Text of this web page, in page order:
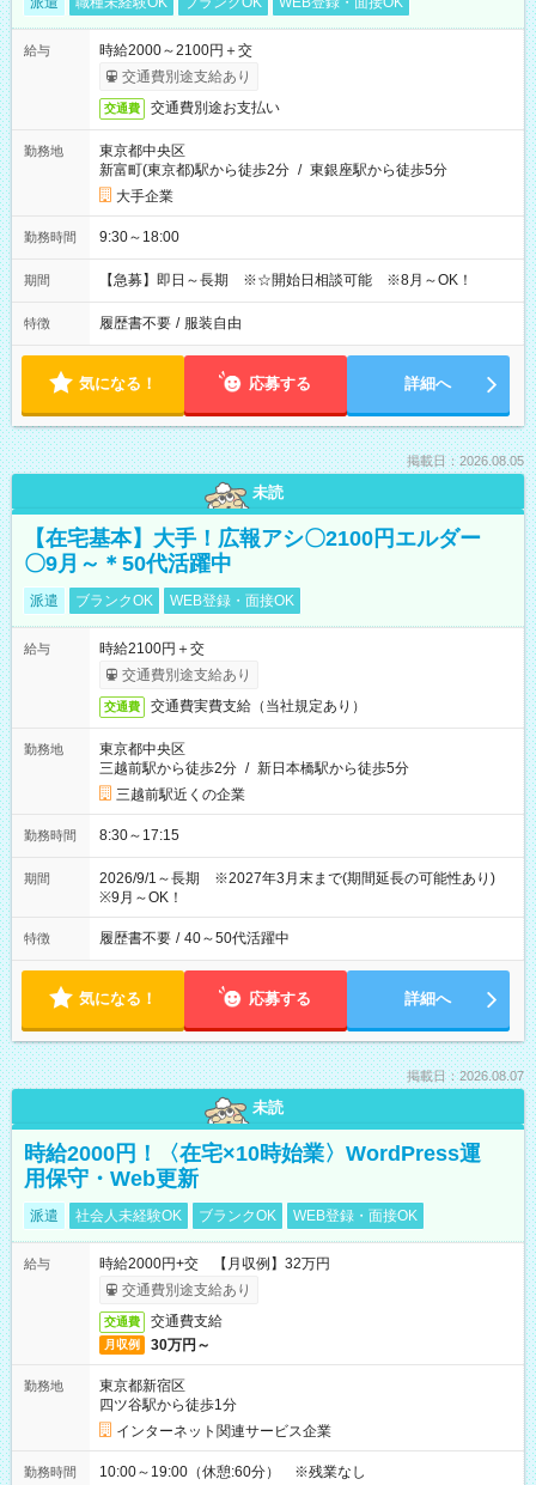
給与
時給2000～2100円＋交
交通費別途支給あり
交通費 交通費別途お支払い
勤務地
東京都中央区
新富町(東京都)駅から徒歩2分 / 東銀座駅から徒歩5分
大手企業
勤務時間 9:30～18:00
期間 【急募】即日～長期 ※☆開始日相談可能 ※8月～OK！
特徴 履歴書不要 / 服装自由
気になる！ 応募する 詳細へ
掲載日：2026.08.05
未読
【在宅基本】大手！広報アシ〇2100円エルダー
〇9月～＊50代活躍中
派遣 ブランクOK WEB登録・面接OK
給与
時給2100円＋交
交通費別途支給あり
交通費 交通費実費支給（当社規定あり）
勤務地
東京都中央区
三越前駅から徒歩2分 / 新日本橋駅から徒歩5分
三越前駅近くの企業
勤務時間 8:30～17:15
期間
2026/9/1～長期 ※2027年3月末まで(期間延長の可能性あり)
※9月～OK！
特徴 履歴書不要 / 40～50代活躍中
気になる！ 応募する 詳細へ
掲載日：2026.08.07
未読
時給2000円！〈在宅×10時始業〉WordPress運
用保守・Web更新
派遣 社会人未経験OK ブランクOK WEB登録・面接OK
給与
時給2000円+交 【月収例】32万円
交通費別途支給あり
交通費 交通費支給
月収例 30万円～
勤務地
東京都新宿区
四ツ谷駅から徒歩1分
インターネット関連サービス企業
勤務時間 10:00～19:00（休憩:60分） ※残業なし